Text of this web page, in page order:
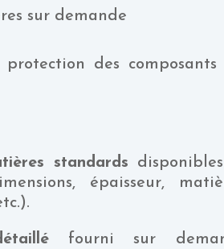
sur demande
des composants
standards
épaisseur,
fourni sur